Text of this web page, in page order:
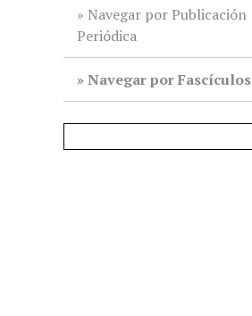
Navegar por Publicación
Periódica
Navegar por Fascículos